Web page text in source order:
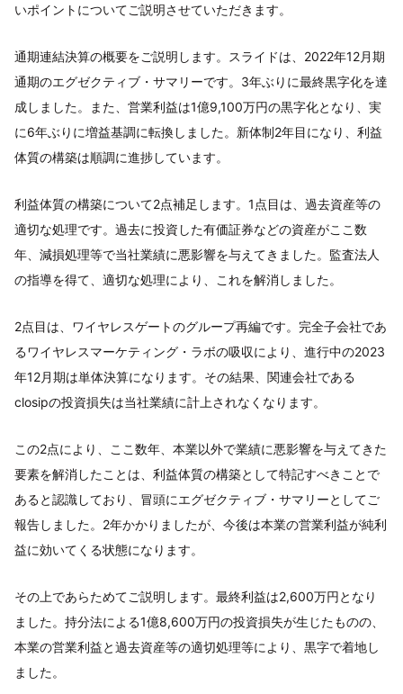
いポイントについてご説明させていただきます。
通期連結決算の概要をご説明します。スライドは、2022年12月期
通期のエグゼクティブ・サマリーです。3年ぶりに最終黒字化を達
成しました。また、営業利益は1億9,100万円の黒字化となり、実
に6年ぶりに増益基調に転換しました。新体制2年目になり、利益
体質の構築は順調に進捗しています。
利益体質の構築について2点補足します。1点目は、過去資産等の
適切な処理です。過去に投資した有価証券などの資産がここ数
年、減損処理等で当社業績に悪影響を与えてきました。監査法人
の指導を得て、適切な処理により、これを解消しました。
2点目は、ワイヤレスゲートのグループ再編です。完全子会社であ
るワイヤレスマーケティング・ラボの吸収により、進行中の2023
年12月期は単体決算になります。その結果、関連会社である
closipの投資損失は当社業績に計上されなくなります。
この2点により、ここ数年、本業以外で業績に悪影響を与えてきた
要素を解消したことは、利益体質の構築として特記すべきことで
あると認識しており、冒頭にエグゼクティブ・サマリーとしてご
報告しました。2年かかりましたが、今後は本業の営業利益が純利
益に効いてくる状態になります。
その上であらためてご説明します。最終利益は2,600万円となり
ました。持分法による1億8,600万円の投資損失が生じたものの、
本業の営業利益と過去資産等の適切処理等により、黒字で着地し
ました。